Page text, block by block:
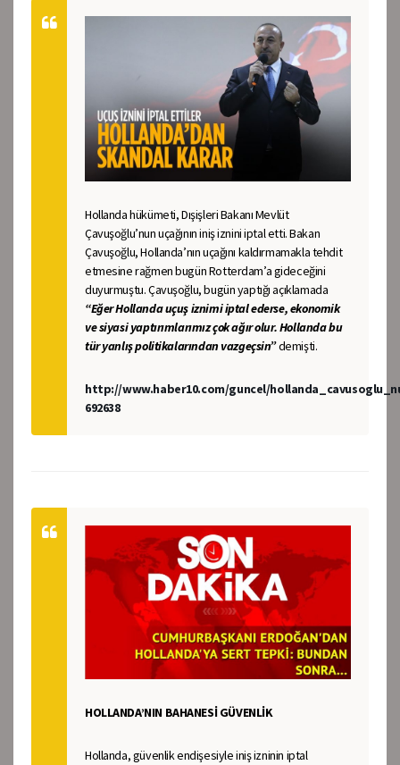
Hollanda hükümeti, Dışişleri Bakanı Mevlüt
Çavuşoğlu’nun uçağının iniş iznini iptal etti. Bakan
Çavuşoğlu, Hollanda’nın uçağını kaldırmamakla tehdit
etmesine rağmen bugün Rotterdam’a gideceğini
duyurmuştu. Çavuşoğlu, bugün yaptığı açıklamada
“Eğer Hollanda uçuş iznimi iptal ederse, ekonomik
ve siyasi yaptırımlarımız çok ağır olur. Hollanda bu
tür yanlış politikalarından vazgeçsin”demişti.
http://www.haber10.com/guncel/
692638
HOLLANDA’NIN BAHANESİ GÜVENLİK
Hollanda, güvenlik endişesiyle iniş izninin iptal